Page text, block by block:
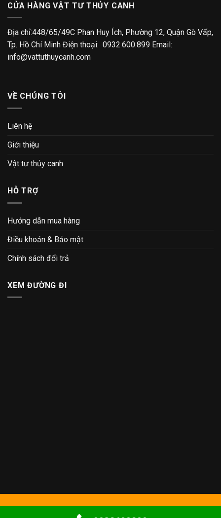
CỬA HÀNG VẬT TƯ THỦY CANH
Địa chỉ:448/65/49C Phan Huy Ích, Phường 12, Quận Gò Vấp,
Tp. Hồ Chí Minh Điện thoại: 0932.600.899 Email:
info@vattuthuycanh.com
VỀ CHÚNG TÔI
Liên hệ
Giới thiệu
Vật tư thủy canh
HỖ TRỢ
Hướng dẫn mua hàng
Điều khoản & Bảo mật
Chính sách đổi trả
XEM ĐƯỜNG ĐI